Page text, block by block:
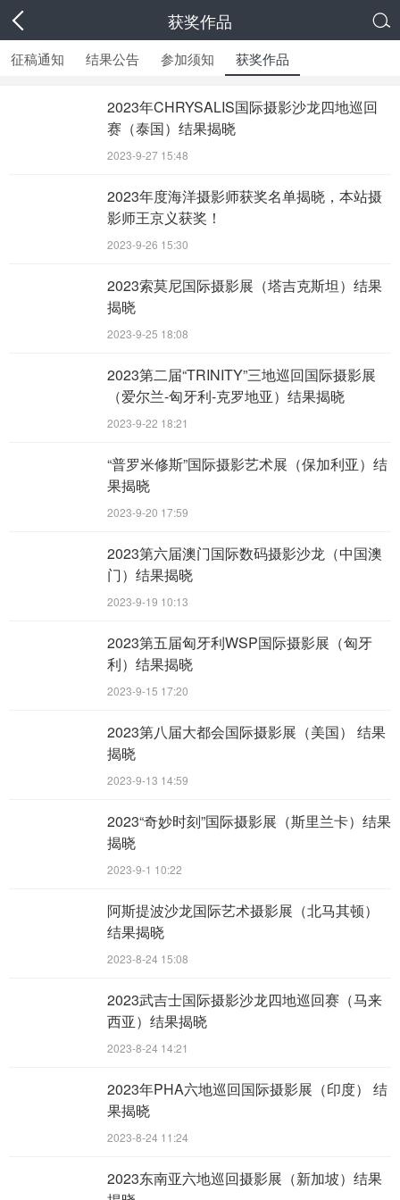
获奖作品

征稿通知
结果公告 参加须知 获奖作品
2023年CHRYSALIS国际摄影沙龙四地巡回
赛（泰国）结果揭晓
2023-9-27 15:48
2023年度海洋摄影师获奖名单揭晓，本站摄
影师王京义获奖！
2023-9-26 15:30
2023索莫尼国际摄影展（塔吉克斯坦）结果
揭晓
2023-9-25 18:08
2023第二届“TRINITY”三地巡回国际摄影展
（爱尔兰-匈牙利-克罗地亚）结果揭晓
2023-9-22 18:21
“普罗米修斯”国际摄影艺术展（保加利亚）结
果揭晓
2023-9-20 17:59
2023第六届澳门国际数码摄影沙龙（中国澳
门）结果揭晓
2023-9-19 10:13
2023第五届匈牙利WSP国际摄影展（匈牙
利）结果揭晓
2023-9-15 17:20
2023第八届大都会国际摄影展（美国） 结果
揭晓
2023-9-13 14:59
2023“奇妙时刻”国际摄影展（斯里兰卡）结果
揭晓
2023-9-1 10:22
阿斯提波沙龙国际艺术摄影展（北马其顿）
结果揭晓
2023-8-24 15:08
2023武吉士国际摄影沙龙四地巡回赛（马来
西亚）结果揭晓
2023-8-24 14:21
2023年PHA六地巡回国际摄影展（印度） 结
果揭晓
2023-8-24 11:24
2023东南亚六地巡回摄影展（新加坡）结果